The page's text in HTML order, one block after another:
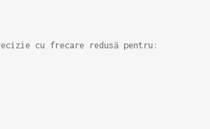
cu frecare redusă pentru: